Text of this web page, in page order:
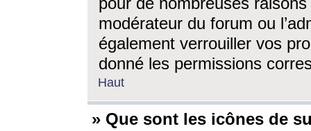
modérateur du forum ou
également verrouiller vos
donné les permissions
Haut
» Que sont les icônes de